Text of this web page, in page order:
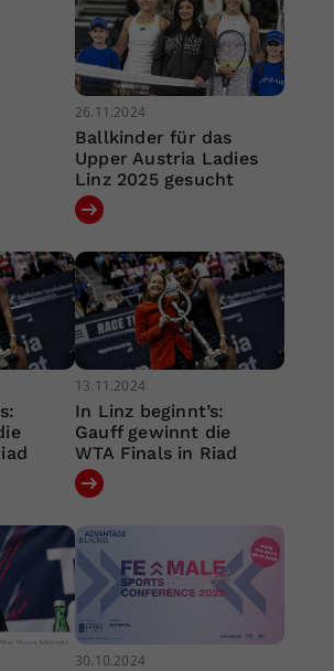
26.11.2024
Ballkinder für das
Upper Austria Ladies
Linz 2025 gesucht
13.11.2024
In Linz beginnt’s:
Gauff gewinnt die
WTA Finals in Riad
30.10.2024